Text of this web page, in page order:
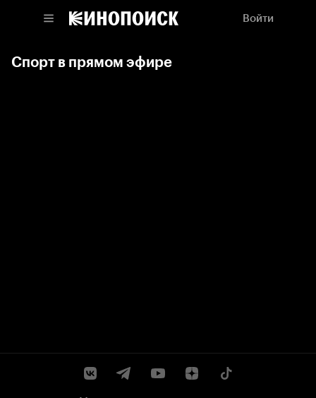
Войти
Спорт в прямом эфире